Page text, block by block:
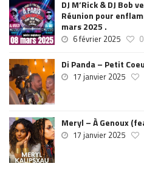
DJ M’Rick & DJ Bob
Réunion pour
mars 2025 .
6 février 2025 0
Di Panda – Petit
17 janvier 2025
Meryl – À Genoux
17 janvier 2025